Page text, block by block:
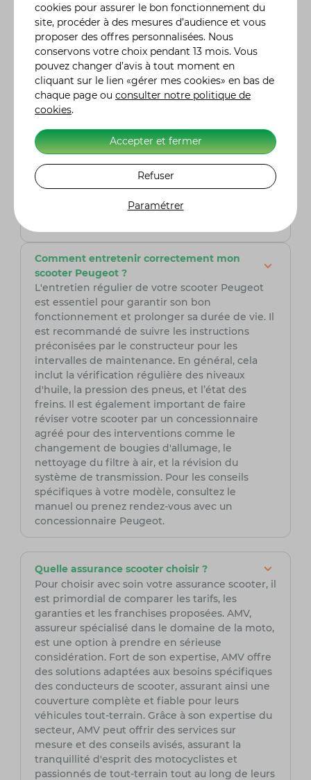
Quelle est la garantie offerte pour les
scooters Peugeot ?
Les scooters Peugeot bénéficient d'une
garantie constructeur de 2 ans à partir de la
date d'achat, couvrant les défauts de fabrication
et les pièces défectueuses. Cette garantie inclut
également l'assistance routière dans certains
cas. Il est important de noter que la garantie
obtenir des informations précises sur la
garantie de votre scooter Peugeot, il est
recommandé de vérifier les conditions
spécifiques dans le manuel du propriétaire ou
extensions de garanties peuvent également
Comment entretenir correctement mon
scooter Peugeot ?
L'entretien régulier de votre scooter Peugeot
est essentiel pour garantir son bon
fonctionnement et prolonger sa durée de vie. Il
est recommandé de suivre les instructions
préconisées par le constructeur pour les
intervalles de maintenance. En général, cela
inclut la vérification régulière des niveaux
d'huile, la pression des pneus, et l’état des
freins. Il est également important de faire
réviser votre scooter par un concessionnaire
agréé pour des interventions comme le
changement de bougies d'allumage, le
nettoyage du filtre à air, et la révision du
système de transmission. Pour les conseils
spécifiques à votre modèle, consultez le
manuel ou prenez rendez-vous avec un
concessionnaire Peugeot.
Quelle assurance scooter choisir ?
Pour choisir avec soin votre assurance scooter, il
est primordial de comparer les tarifs, les
garanties et les franchises proposées. AMV,
assureur spécialisé dans le domaine de la moto,
est une option à prendre en sérieuse
considération. Fort de son expertise, AMV offre
des solutions adaptées aux besoins spécifiques
des conducteurs de scooter, assurant ainsi une
couverture complète et fiable pour leurs
véhicules tout-terrain. Grâce à son expertise du
secteur, AMV peut offrir des services sur
mesure et des conseils avisés, assurant la
tranquillité d'esprit des motocyclistes et
passionnés de tout-terrain tout au long de leurs
cookies pour assurer le bon fonctionnement du
site, procéder à des mesures d’audience et vous
proposer des offres personnalisées. Nous
conservons votre choix pendant 13 mois. Vous
pouvez changer d’avis à tout moment en
cliquant sur le lien «gérer mes cookies» en bas de
chaque page ou consulter notre politique de
cookies.
Accepter et fermer
Refuser
Paramétrer